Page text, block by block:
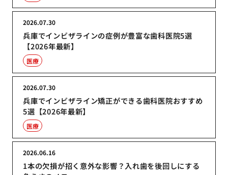
兵庫でインビザラインの症例が豊富な歯科医院5選
【2026年最新】
2026.07.30
医療
兵庫でインビザライン矯正ができる歯科医院おすすめ
5選【2026年最新】
2026.07.30
医療
1本の欠損が招く意外な影響？入れ歯を後回しにする
2026.06.16